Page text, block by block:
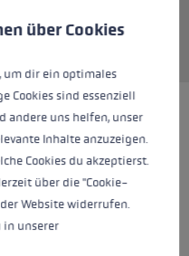
über Cookies
um dir ein optimales
Cookies sind essenziell
andere uns helfen, unser
Inhalte anzuzeigen.
Cookies du akzeptierst.
über die "Cookie-
Website widerrufen.
in unserer